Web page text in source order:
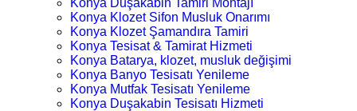
Konya Duşakabin Tamiri Montajı
Konya Klozet Sifon Musluk Onarımı
Konya Klozet Şamandıra Tamiri
Konya Tesisat & Tamirat Hizmeti
Konya Batarya, klozet, musluk değişimi
Konya Banyo Tesisatı Yenileme
Konya Mutfak Tesisatı Yenileme
Konya Duşakabin Tesisatı Hizmeti